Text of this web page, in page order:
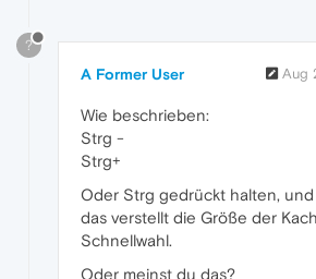
?
A Former User Aug
Wie beschrieben:
Strg -
Strg+
Oder Strg gedrückt halten,
das verstellt die Größe der
Schnellwahl.
Oder meinst du das?